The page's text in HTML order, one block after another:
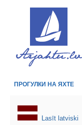
ПРОГУЛКИ НА ЯХТЕ
Lasīt latviski